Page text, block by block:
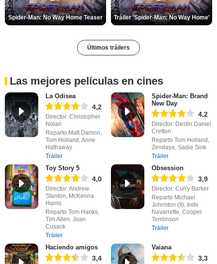
Spider-Man: No Way Home Teaser Tráiler 'Spider-Man: No Way Home'
Últimos tráilers
Las mejores películas en cines
La Odisea
4,2
Director: Christopher
Nolan
Reparto Matt Damon,
Tom Holland, Anne
Hathaway
Tráiler
Spider-Man: Brand
New Day
4,2
Director: Destin Daniel
Cretton
Reparto Tom Holland,
Zendaya, Sadie Sink
Tráiler
Toy Story 5
4,0
Director: Andrew
Stanton, McKenna
Harris
Reparto Tom Hanks,
Tim Allen, Joan
Cusack
Tráiler
Obsession
3,9
Director: Curry Barker
Reparto Michael
Johnston (II), Inde
Navarrette, Cooper
Tomlinson
Tráiler
Haciendo amigos
3,4
Vaiana
3,3